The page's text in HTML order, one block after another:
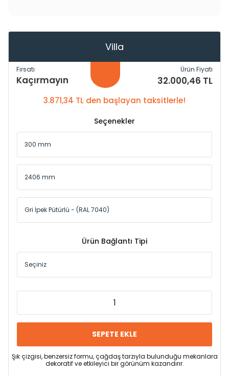
Villa
Fırsatı
Kaçırmayın
Ürün Fiyatı
32.000,46 TL
3.871,34 TL den başlayan taksitlerle!
Seçenekler
Ürün Bağlantı Tipi
SEPETE EKLE
Şık çizgisi, benzersiz formu, çağdaş tarzıyla bulunduğu mekanlara
dekoratif ve etkileyici bir görünüm kazandırır.